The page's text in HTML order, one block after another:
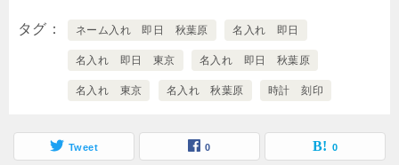
タグ ネーム入れ 即日 秋葉原 名入れ 即日
名入れ 即日 東京 名入れ 即日 秋葉原
名入れ 東京 名入れ 秋葉原 時計 刻印
Tweet 0 0